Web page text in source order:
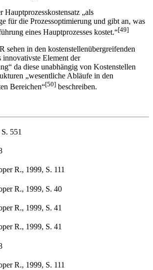
Hauptprozesskostensatz „als
für die Prozessoptimierung und gibt an, was
eines Hauptprozesses kostet.“[49]
sehen in den kostenstellenübergreifenden
innovativste Element der
da diese unabhängig von Kosten­stellen
„wesentliche Abläufe in den
Bereichen“[50] beschreiben.
551
R., 1999, S. 111
R., 1999, S. 40
R., 1999, S. 41
R., 1999, S. 41
R., 1999, S. 111